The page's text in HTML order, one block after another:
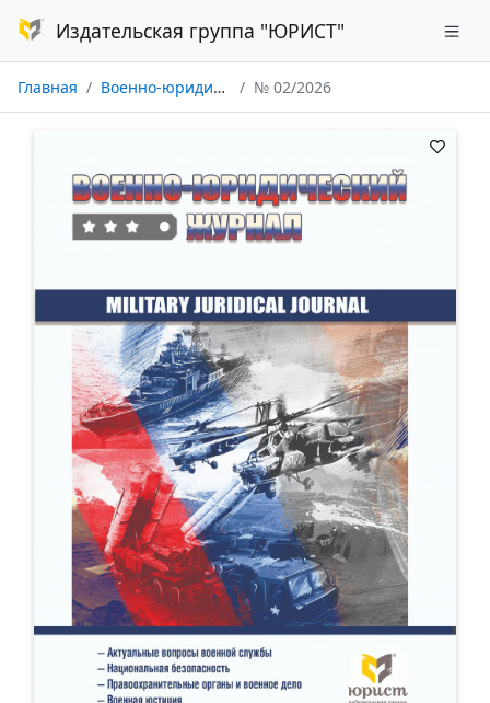
Издательская группа "ЮРИСТ"
Главная Военно-юридический журнал № 02/2026